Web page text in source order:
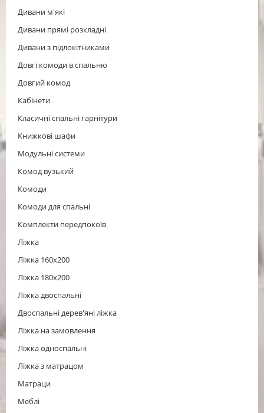
Дивани м'які
Дивани прямі розкладні
Дивани з підлокітниками
Довгі комоди в спальню
Довгий комод
Кабінети
Класичні спальні гарнітури
Книжкові шафи
Модульні системи
Комод вузький
Комоди
Комоди для спальні
Комплекти передпокоїв
Ліжка
Ліжка 160x200
Ліжка 180x200
Ліжка двоспальні
Двоспальні дерев'яні ліжка
Ліжка на замовлення
Ліжка односпальні
Ліжка з матрацом
Матраци
Меблі